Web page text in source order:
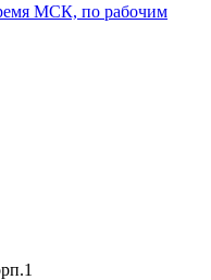
МСК, по рабочим